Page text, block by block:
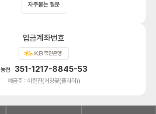
자주묻는 질문
입금계좌번호
농협 351-1217-8845-53
예금주 : 이한진(거양꽃(플라워))